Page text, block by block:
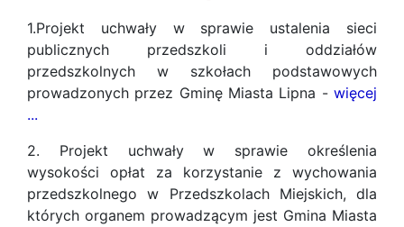
1.Projekt uchwały w sprawie ustalenia sieci
publicznych przedszkoli i oddziałów
przedszkolnych w szkołach podstawowych
prowadzonych przez Gminę Miasta Lipna - więcej
...
2. Projekt uchwały w sprawie określenia
wysokości opłat za korzystanie z wychowania
przedszkolnego w Przedszkolach Miejskich, dla
których organem prowadzącym jest Gmina Miasta